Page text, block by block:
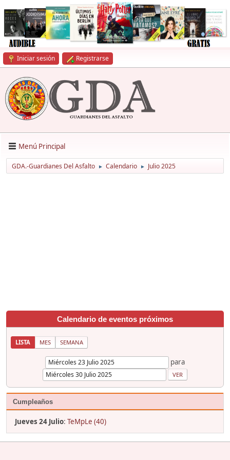
Iniciar sesión Registrarse
Menú Principal
GDA.-Guardianes Del Asfalto ► Calendario ► Julio 2025
Calendario de eventos próximos
LISTA MES SEMANA
para
Cumpleaños
Jueves 24 Julio: TeMpLe (40)